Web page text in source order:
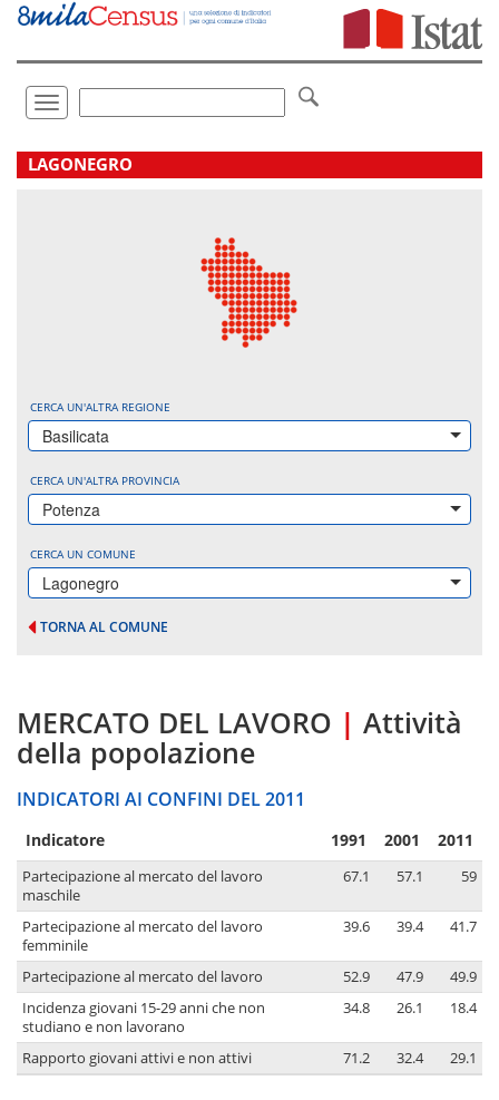
Vai
direttamente
Toggle
navigation
LAGONEGRO
CERCA UN'ALTRA REGIONE
Basilicata
CERCA UN'ALTRA PROVINCIA
Potenza
CERCA UN COMUNE
Lagonegro
TORNA AL COMUNE
MERCATO DEL LAVORO | Attività
della popolazione
INDICATORI AI CONFINI DEL 2011
Indicatore 1991 2001 2011
Partecipazione al mercato del lavoro
maschile
67.1 57.1 59
Partecipazione al mercato del lavoro
femminile
39.6 39.4 41.7
Partecipazione al mercato del lavoro 52.9 47.9
49.9
Incidenza giovani 15-29 anni che non
studiano e non lavorano
34.8 26.1 18.4
Rapporto giovani attivi e non attivi 71.2 32.4 29.1